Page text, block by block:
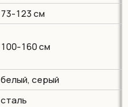
73-123 см
100-160 см
белый, серый
сталь